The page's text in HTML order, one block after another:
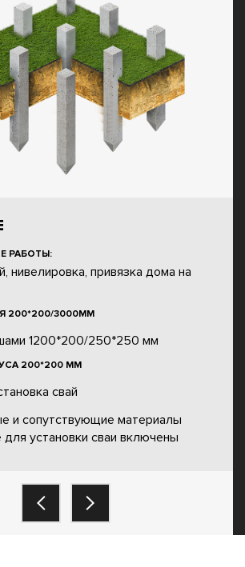
РАБОТЫ:
нивелировка, привязка дома на
200*200/3000ММ
1200*200/250*250 мм
200*200 ММ
свай
и сопутствующие материалы
установки сваи включены